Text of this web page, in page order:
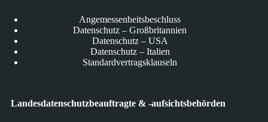
Angemessenheitsbeschluss
Datenschutz – Großbritannien
Datenschutz – USA
Datenschutz – Italien
Standardvertragsklauseln
Landesdatenschutzbeauftragte & -aufsichtsbehörden